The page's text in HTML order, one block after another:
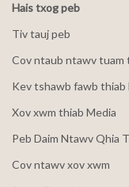
Hais txog peb
Tiv tauj peb
Cov ntaub ntawv tuam
Kev tshawb fawb thiab
Xov xwm thiab Media
Peb Daim Ntawv Qhia
Cov ntawv xov xwm